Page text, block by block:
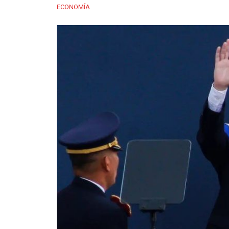
ECONOMÍA